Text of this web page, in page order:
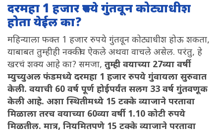
दरमहा 1 हजार रुपये गुंतवून कोट्याधीश
होता येईल का?
महिन्याला फक्त 1 हजार रुपये गुंतवून कोट्याधीश होऊ शकता,
याबाबत तुम्हीही नक्कीच ऐकले अथवा वाचले असेल. परंतु, हे
खरचं शक्य आहे का? समजा, तुम्ही वयाच्या 27व्या वर्षी
म्युच्युअल फंडमध्ये दरमहा 1 हजार रुपये गुंवायला सुरुवात
केली. वयाची 60 वर्ष पूर्ण होईपर्यंत सलग 33 वर्ष गुंतवणूक
केली आहे. अशा स्थितीमध्ये 15 टक्के व्याजाने परतावा
मिळाला तरच वयाच्या 60व्या वर्षी 1.10 कोटी रुपये
मिळतील. मात्र, नियमितपणे 15 टक्के व्याजाने परतावा